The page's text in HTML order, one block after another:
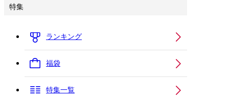
特集
ランキング
福袋
特集一覧